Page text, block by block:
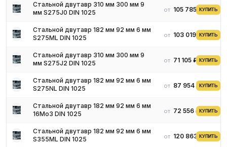
Балочный нормальный- длинномерное изделие имеющие
большую высоту профиля чем ширина полок. Широко
используется при монтаже строительных конструкций,
элементы которых работают на изгиб.
Балочный широкополочный
которого равна или близка по величине ширине полок. Также
находящихся в строительных конструкциях.
участков строительных конструкций, которые в ходе
эксплуатации могут повергаться растяжению, сжатию и
равной или близкой ширине полок.
Стальной двутавр 310 мм 300 мм 9
мм S275J0 DIN 1025
от 105 785 ₽КУПИТЬ
Стальной двутавр 182 мм 92 мм 6 мм
S275ML DIN 1025
от 103 019 ₽КУПИТЬ
Стальной двутавр 310 мм 300 мм 9
мм S275J2 DIN 1025
от 71 105 ₽ КУПИТЬ
Стальной двутавр 182 мм 92 мм 6 мм
S275NL DIN 1025
от 87 954 ₽КУПИТЬ
Стальной двутавр 182 мм 92 мм 6 мм
16Mo3 DIN 1025
от 72 556 ₽КУПИТЬ
Стальной двутавр 182 мм 92 мм 6 мм
S355ML DIN 1025
от 120 863 ₽КУПИТЬ